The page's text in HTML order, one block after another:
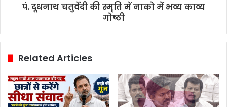
पं. दूधनाथ चतुर्वेदी की स्मृति में नाको में भव्य काव्य
गोष्ठी
Related Articles